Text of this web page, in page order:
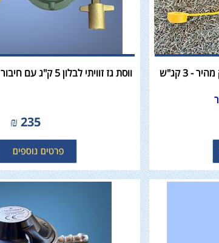
ווסת גז זוויתי לבלון 5 ק"ג עם חיבור ניתוק מהיר - 3 קג"ש
235
₪